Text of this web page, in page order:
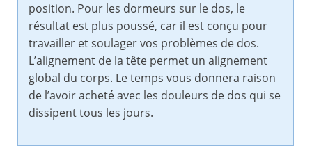
position. Pour les dormeurs sur le dos, le
résultat est plus poussé, car il est conçu pour
travailler et soulager vos problèmes de dos.
L’alignement de la tête permet un alignement
global du corps. Le temps vous donnera raison
de l’avoir acheté avec les douleurs de dos qui se
dissipent tous les jours.